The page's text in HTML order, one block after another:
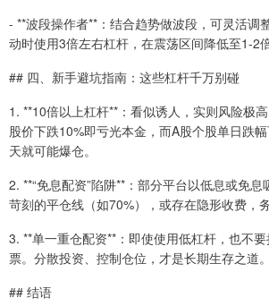
- **波段操作者**：结合趋势做波段，可灵活调
动时使用3倍左右杠杆，在震荡区间降低至1-2倍
## 四、新手避坑指南：这些杠杆千万别碰
1. **10倍以上杠杆**：看似诱人，实则风险极
股价下跌10%即亏光本金，而A股个股单日跌
天就可能爆仓。
2. **“免息配资”陷阱**：部分平台以低息或免
苛刻的平仓线（如70%），或存在隐形收费，
3. **单一重仓配资**：即使使用低杠杆，也不
票。分散投资、控制仓位，才是长期生存之道。
## 结语